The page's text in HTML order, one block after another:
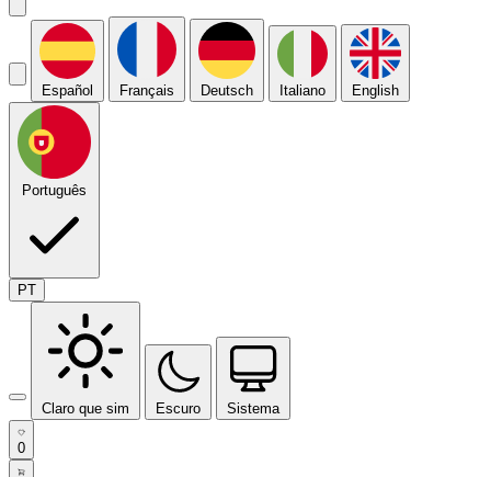
Español Français Deutsch Italiano English
Português
PT
Claro que sim Escuro Sistema
0